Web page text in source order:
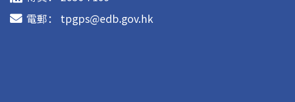
電郵：
tpgps@edb.gov.hk